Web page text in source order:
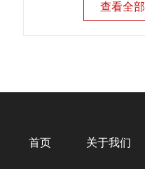
查看全部
首页 关于我们